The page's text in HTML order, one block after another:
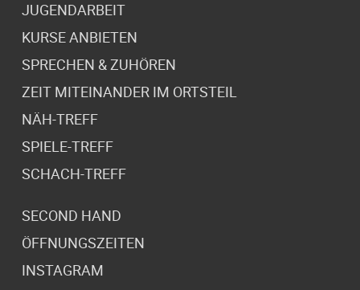
JUGENDARBEIT
KURSE ANBIETEN
SPRECHEN & ZUHÖREN
ZEIT MITEINANDER IM ORTSTEIL
NÄH-TREFF
SPIELE-TREFF
SCHACH-TREFF
SECOND HAND
ÖFFNUNGSZEITEN
INSTAGRAM